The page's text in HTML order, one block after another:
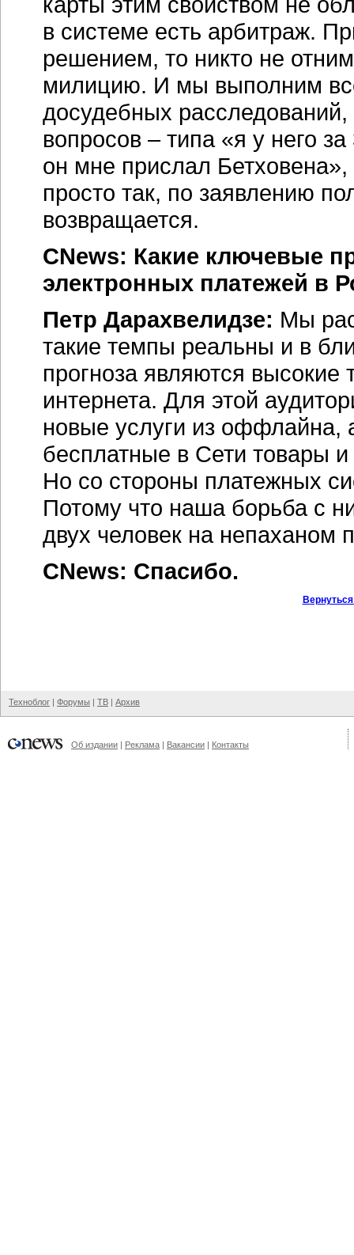
в системе есть арбитраж.
решением, то никто не
милицию. И мы выполним
досудебных
вопросов – типа «я у него
он мне прислал
просто так, по заявлению
возвращается.
CNews: Какие ключевые
электронных платежей в
Петр Дарахвелидзе: Мы
такие темпы реальны и в
прогноза являются высокие
интернета. Для этой
новые услуги из оффлайна,
бесплатные в Сети товары
Но со стороны платежных
Потому что наша борьба с
двух человек на непаханом
CNews: Спасибо.
Техноблог | Форумы | ТВ | Архив
Об издании | Реклама | Вакансии | Контакты